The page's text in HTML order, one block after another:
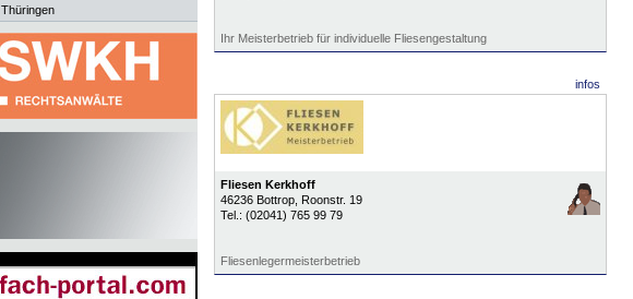
Thüringen
Ihr Meisterbetrieb für individuelle Fliesengestaltung
infos
Fliesen Kerkhoff
46236 Bottrop, Roonstr. 19
Tel.: (02041) 765 99 79
Fliesenlegermeisterbetrieb